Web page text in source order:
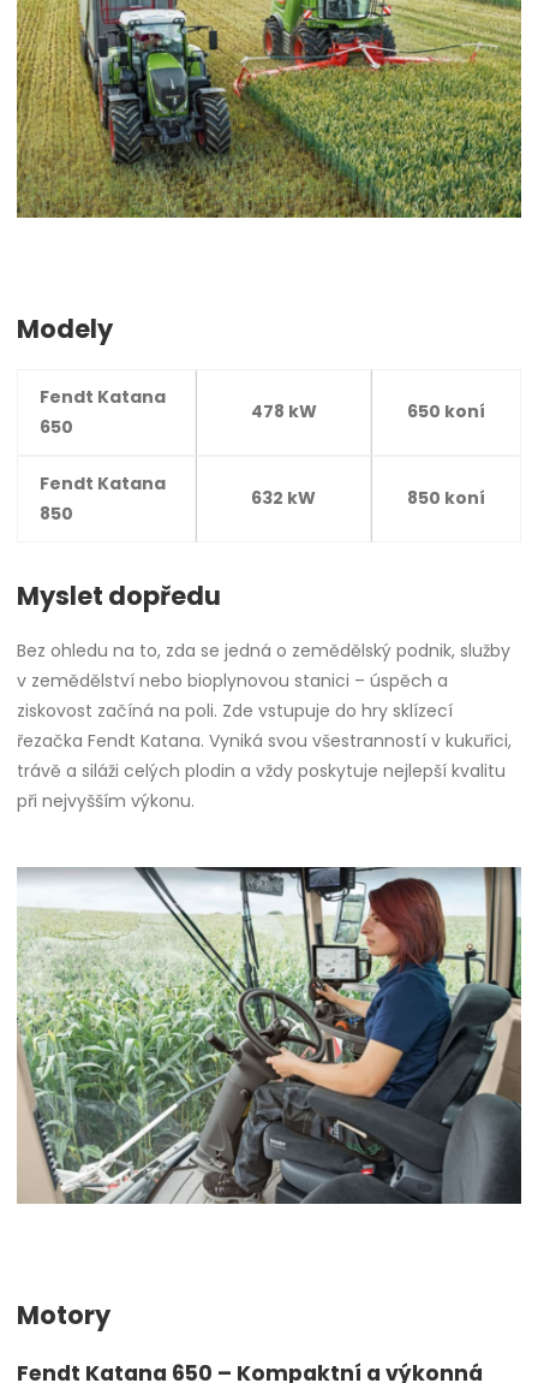
Modely
Fendt Katana
650
478 kW 650 koní
Fendt Katana
850
632 kW 850 koní
Myslet dopředu
Bez ohledu na to, zda se jedná o zemědělský podnik, služby
v zemědělství nebo bioplynovou stanici – úspěch a
ziskovost začíná na poli. Zde vstupuje do hry sklízecí
řezačka Fendt Katana. Vyniká svou všestranností v kukuřici,
trávě a siláži celých plodin a vždy poskytuje nejlepší kvalitu
při nejvyšším výkonu.
Motory
Fendt Katana 650 – Kompaktní a výkonná